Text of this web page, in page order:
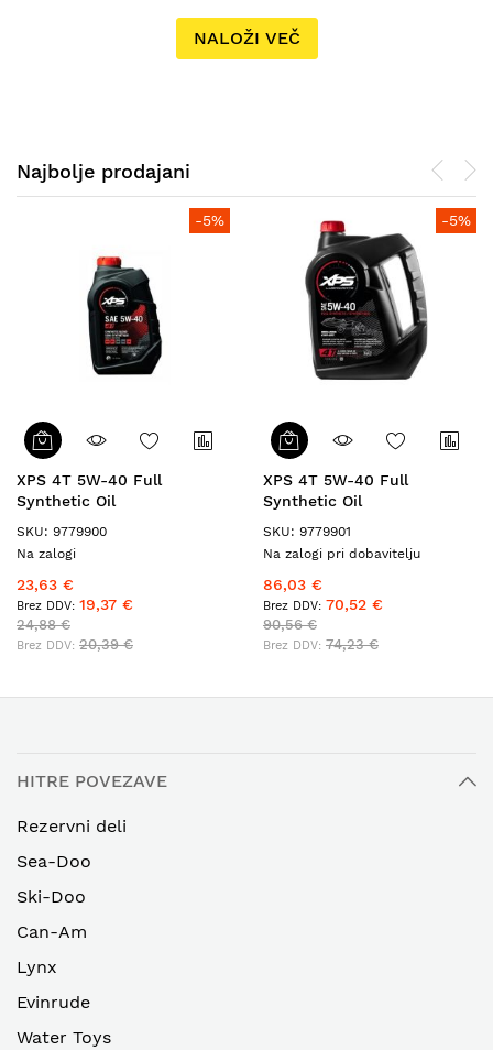
NALOŽI VEČ
Najbolje prodajani
-5%
XPS 4T 5W-40 Full
Synthetic Oil
SKU: 9779900
Na zalogi
23,63 €
19,37 €
24,88 €
20,39 €
-5%
XPS 4T 5W-40 Full
Synthetic Oil
SKU: 9779901
Na zalogi pri dobavitelju
86,03 €
70,52 €
90,56 €
74,23 €
HITRE POVEZAVE
Rezervni deli
Sea-Doo
Ski-Doo
Can-Am
Lynx
Evinrude
Water Toys